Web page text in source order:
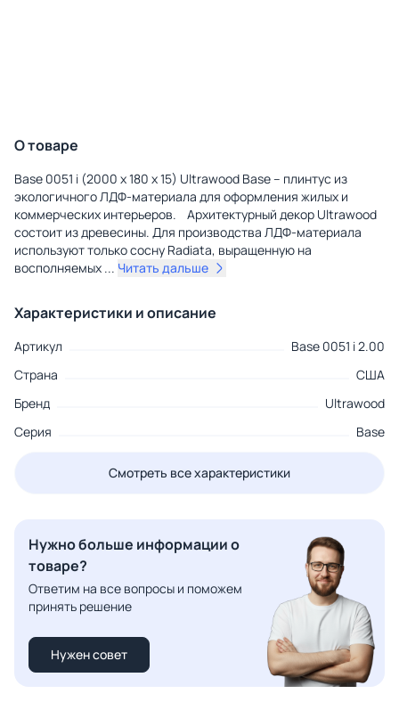
О товаре
Base 0051 i (2000 x 180 x 15) Ultrawood Base – плинтус из
экологичного ЛДФ-материала для оформления жилых и
коммерческих интерьеров. Архитектурный декор Ultrawood
состоит из древесины. Для производства ЛДФ-материала
используют только сосну Radiatа, выращенную на
восполняемых ... Читать дальше
Характеристики и описание
Артикул
Base 0051 i 2.00
Страна
США
Бренд
Ultrawood
Серия
Base
Смотреть все характеристики
Нужно больше информации о
товаре?
Ответим на все вопросы и поможем
принять решение
Нужен совет